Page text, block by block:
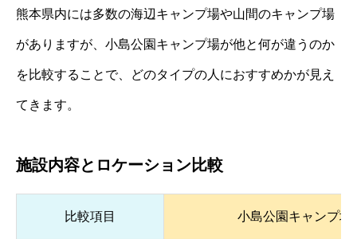
熊本県内には多数の海辺キャンプ場や山間のキャンプ場
がありますが、小島公園キャンプ場が他と何が違うのか
を比較することで、どのタイプの人におすすめかが見え
てきます。
施設内容とロケーション比較
比較項目 小島公園キャンプ場